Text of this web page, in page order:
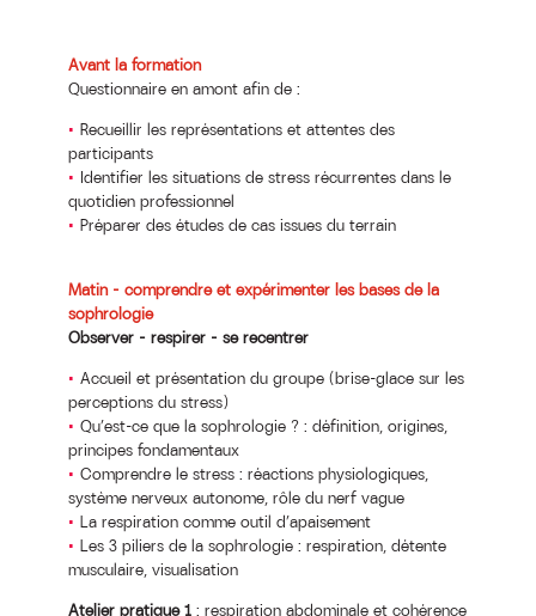
Avant la formation
Questionnaire en amont afin de :
Recueillir les représentations et attentes des
participants
Identifier les situations de stress récurrentes dans le
quotidien professionnel
Préparer des études de cas issues du terrain
Matin – comprendre et expérimenter les bases de la
sophrologie
Observer – respirer – se recentrer
Accueil et présentation du groupe (brise-glace sur les
perceptions du stress)
Qu’est-ce que la sophrologie ? : définition, origines,
principes fondamentaux
Comprendre le stress : réactions physiologiques,
système nerveux autonome, rôle du nerf vague
La respiration comme outil d’apaisement
Les 3 piliers de la sophrologie : respiration, détente
musculaire, visualisation
Atelier pratique 1: respiration abdominale et cohérence